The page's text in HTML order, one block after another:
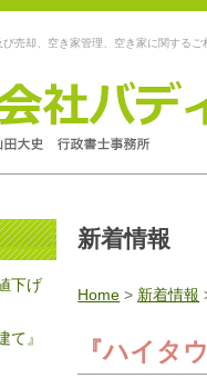
売却、空き家管理、空き家に関する
新着情報
Home > 新着情報
『ハイタ
下げ
』